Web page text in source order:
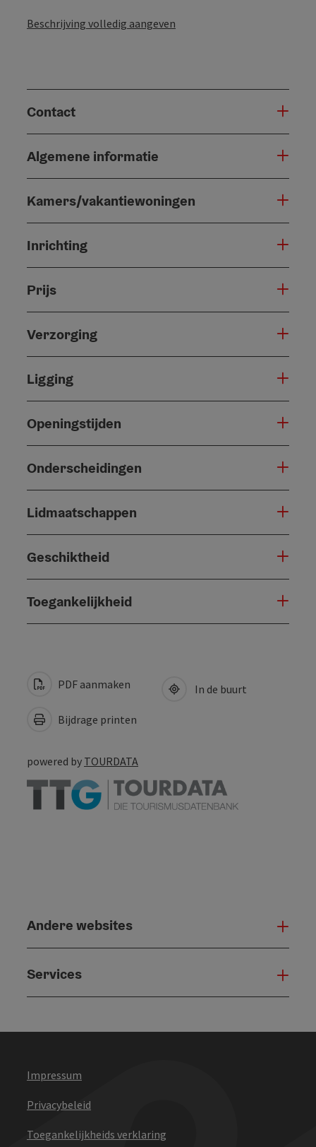
Beschrijving volledig aangeven
Contact
Algemene informatie
Kamers/vakantiewoningen
Inrichting
Prijs
Verzorging
Ligging
Openingstijden
Onderscheidingen
Lidmaatschappen
Geschiktheid
Toegankelijkheid
PDF aanmaken
Bijdrage printen
In de buurt
powered by TOURDATA
Andere websites
Services
Impressum
Privacybeleid
Toegankelijkheids verklaring